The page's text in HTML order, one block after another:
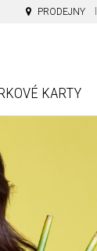
PRODEJNY
KARTY